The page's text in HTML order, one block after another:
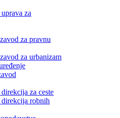
za
za pravnu
za urbanizam
za ceste
robnih